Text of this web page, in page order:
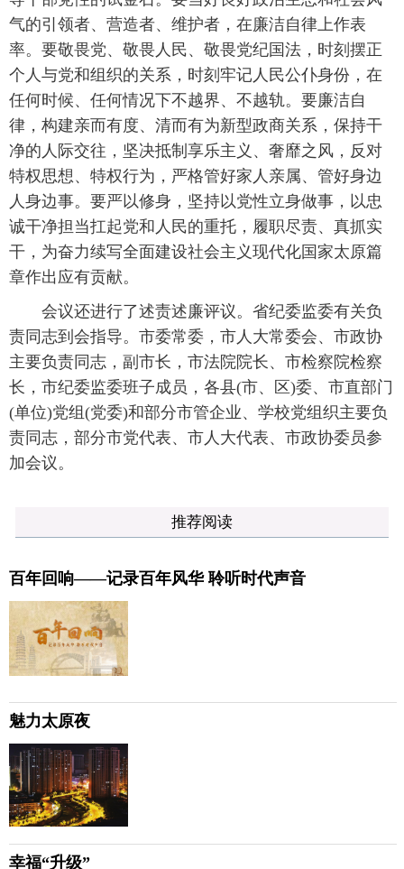
气的引领者、营造者、维护者，在廉洁自律上作表
率。要敬畏党、敬畏人民、敬畏党纪国法，时刻摆正
个人与党和组织的关系，时刻牢记人民公仆身份，在
任何时候、任何情况下不越界、不越轨。要廉洁自
律，构建亲而有度、清而有为新型政商关系，保持干
净的人际交往，坚决抵制享乐主义、奢靡之风，反对
特权思想、特权行为，严格管好家人亲属、管好身边
人身边事。要严以修身，坚持以党性立身做事，以忠
诚干净担当扛起党和人民的重托，履职尽责、真抓实
干，为奋力续写全面建设社会主义现代化国家太原篇
章作出应有贡献。
会议还进行了述责述廉评议。省纪委监委有关负
责同志到会指导。市委常委，市人大常委会、市政协
主要负责同志，副市长，市法院院长、市检察院检察
长，市纪委监委班子成员，各县(市、区)委、市直部门
(单位)党组(党委)和部分市管企业、学校党组织主要负
责同志，部分市党代表、市人大代表、市政协委员参
加会议。
推荐阅读
百年回响——记录百年风华 聆听时代声音
魅力太原夜
幸福“升级”